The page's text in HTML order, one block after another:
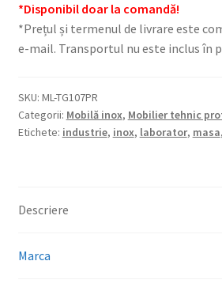
*Disponibil doar la comandă!
*Prețul și termenul de livrare este
e-mail. Transportul nu este inclus în
SKU: ML-TG107PR
Categorii: Mobilă inox, Mobilier tehnic
Etichete: industrie, inox, laborator, masa,
Descriere
Marca